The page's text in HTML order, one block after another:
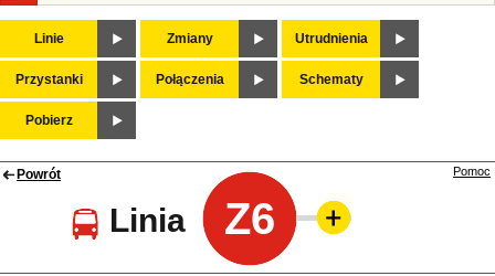
Linie Zmiany Utrudnienia
Przystanki Połączenia Schematy
Pobierz
Powrót
Linia Z6
Pomoc